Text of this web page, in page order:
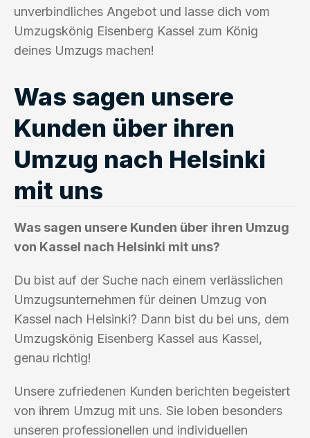
unverbindliches Angebot und lasse dich vom
Umzugskönig Eisenberg Kassel zum König
deines Umzugs machen!
Was sagen unsere
Kunden über ihren
Umzug nach Helsinki
mit uns
Was sagen unsere Kunden über ihren Umzug
von Kassel nach Helsinki mit uns?
Du bist auf der Suche nach einem verlässlichen
Umzugsunternehmen für deinen Umzug von
Kassel nach Helsinki? Dann bist du bei uns, dem
Umzugskönig Eisenberg Kassel aus Kassel,
genau richtig!
Unsere zufriedenen Kunden berichten begeistert
von ihrem Umzug mit uns. Sie loben besonders
unseren professionellen und individuellen